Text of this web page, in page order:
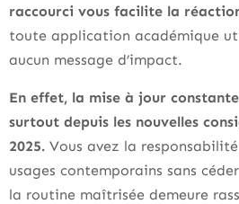
raccourci vous facilite la
toute application académique
aucun message d’impact.
En effet, la mise à jour
surtout depuis les nouvelles
2025. Vous avez la
usages contemporains sans
la routine maîtrisée demeure